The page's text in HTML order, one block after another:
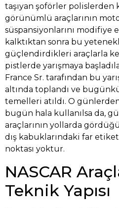
taşıyan şoförler
görünümlü araçlarının
süspansiyonlarını modifiye
kalktıktan sonra bu
güçlendirdikleri araçlarla
pistlerde yarışmaya
France Sr. tarafından bu
altında toplandı ve
temelleri atıldı. O
bugün hala kullanılsa da,
araçlarının yollarda
dış kabuklarındaki far
noktası yoktur.
NASCAR
Teknik Yapısı